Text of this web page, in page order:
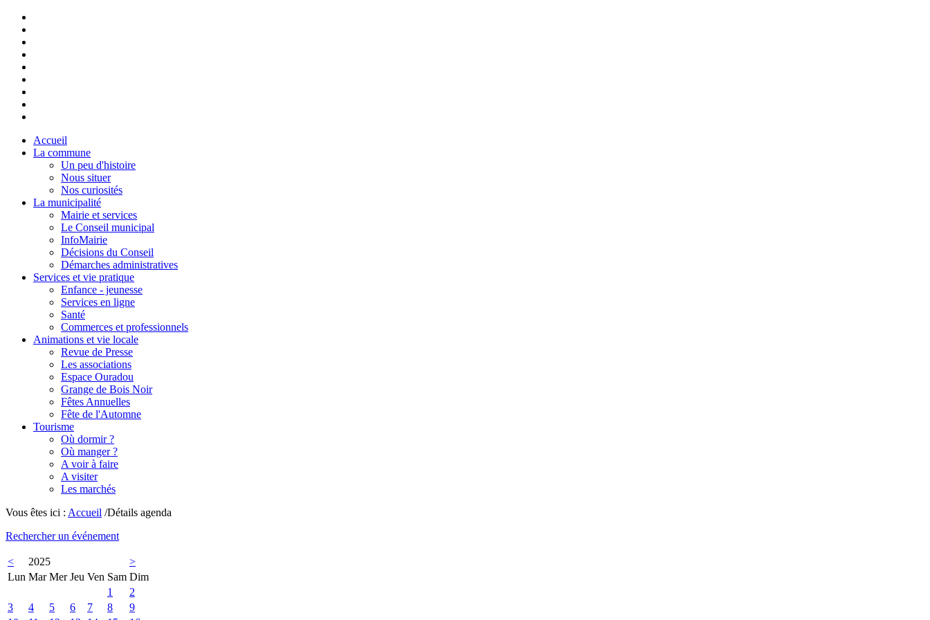
Accueil
La commune
Un peu d'histoire
Nous situer
Nos curiosités
La municipalité
Mairie et services
Le Conseil municipal
InfoMairie
Décisions du Conseil
Démarches administratives
Services et vie pratique
Enfance - jeunesse
Services en ligne
Santé
Commerces et professionnels
Animations et vie locale
Revue de Presse
Les associations
Espace Ouradou
Grange de Bois Noir
Fêtes Annuelles
Fête de l'Automne
Tourisme
Où dormir ?
Où manger ?
A voir à faire
A visiter
Les marchés
Vous êtes ici : Accueil /Détails agenda
Rechercher un événement
< 2025
>
Lun Mar Mer Jeu Ven Sam Dim
1
2
3
4 5 6 7 8
9